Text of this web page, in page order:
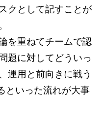
クとして記すことが
を重ねてチームで認
題に対してどういっ
運用と前向きに戦う
といった流れが大事